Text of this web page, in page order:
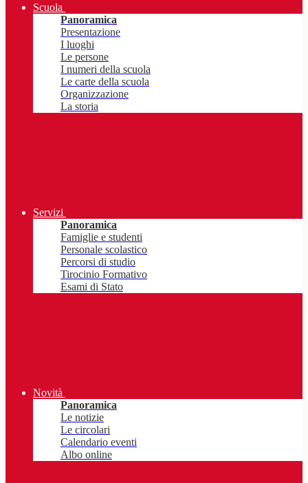
Scuola
Panoramica
Presentazione
I luoghi
Le persone
I numeri della scuola
Le carte della scuola
Organizzazione
La storia
Servizi
Panoramica
Famiglie e studenti
Personale scolastico
Percorsi di studio
Tirocinio Formativo
Esami di Stato
Novità
Panoramica
Le notizie
Le circolari
Calendario eventi
Albo online